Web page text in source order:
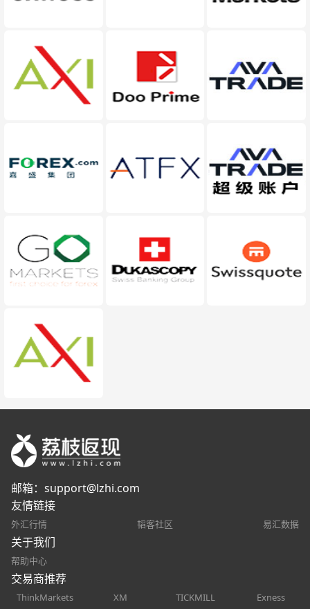
邮箱： support@lzhi.com
友情链接
外汇行情 韬客社区 易汇数据
关于我们
帮助中心
交易商推荐
ThinkMarkets XM TICKMILL
Exness